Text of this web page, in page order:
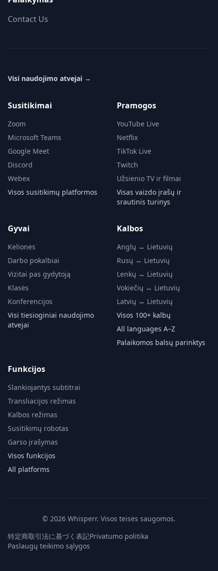
Contact Us
Visi naudojimo atvejai →
Susitikimai
Zoom
Microsoft Teams
Google Meet
Discord
Webex
Visos susitikimų platformos
Pramogos
YouTube Live
Netflix
TikTok Live
Twitch
Užsienio TV ir filmai
Visas vaizdo įrašų ir
srautinis turinys
Gyvai
Kelionės
Darbo pokalbiai
Vizitai pas gydytoją
Klasės
Konferencijos
Visi tiesioginiai naudojimo
atvejai
Kalbos
Anglų ↔ Lietuvių
Rusų ↔ Lietuvių
Lenkų ↔ Lietuvių
Vokiečių ↔ Lietuvių
Latvių ↔ Lietuvių
Visos 100+ kalbų
All languages A–Z
Palaikomos balsų parinktys
Funkcijos
Slankiojantys subtitrai
Transliacijos režimas
Kalbos režimas
Susitikimų robotas
Garso įrašymas
Visos funkcijos
All platforms
© 2026 Whisperr. Visos teisės saugomos.
特定商取引法に基づく表記Privatumo politika
Paslaugų teikimo sąlygos